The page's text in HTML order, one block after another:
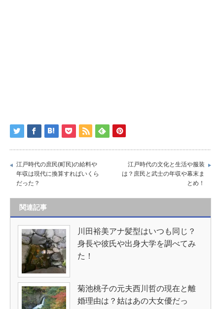
江戸時代の庶民(町民)の給料や
年収は現代に換算すればいくら
だった？
江戸時代の文化と生活や服装
は？庶民と武士の年収や幕末ま
とめ！
関連記事
川田裕美アナ髪型はいつも同じ？
身長や彼氏や出身大学を調べてみ
た！
菊池桃子の元夫西川哲の現在と離
婚理由は？姑はあの大女優だっ